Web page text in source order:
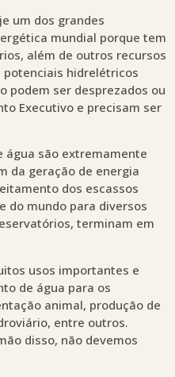
um dos grandes
mundial porque tem
além de outros recursos
hidrelétricos
podem ser desprezados ou
Executivo e precisam ser
água são extremamente
da geração de energia
dos escassos
do mundo para diversos
terminam em
usos importantes e
de água para os
animal, produção de
entre outros.
disso, não devemos